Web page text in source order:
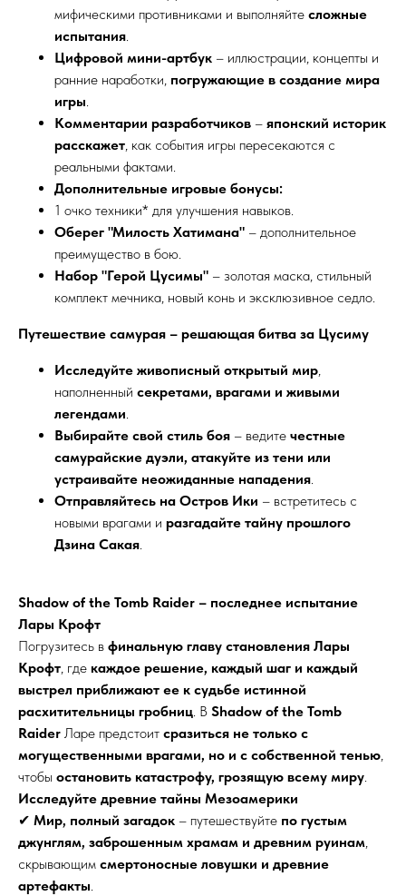
мифическими противниками и выполняйте сложные
испытания.
Цифровой мини-артбук – иллюстрации, концепты и
ранние наработки, погружающие в создание мира
игры.
Комментарии разработчиков – японский историк
расскажет, как события игры пересекаются с
реальными фактами.
Дополнительные игровые бонусы:
1 очко техники* для улучшения навыков.
Оберег "Милость Хатимана" – дополнительное
преимущество в бою.
Набор "Герой Цусимы" – золотая маска, стильный
комплект мечника, новый конь и эксклюзивное седло.
Путешествие самурая – решающая битва за Цусиму
Исследуйте живописный открытый мир,
наполненный секретами, врагами и живыми
легендами.
Выбирайте свой стиль боя – ведите честные
самурайские дуэли, атакуйте из тени или
устраивайте неожиданные нападения.
Отправляйтесь на Остров Ики – встретитесь с
новыми врагами и разгадайте тайну прошлого
Дзина Сакая.
Shadow of the Tomb Raider – последнее испытание
Лары Крофт
Погрузитесь в финальную главу становления Лары
Крофт, где каждое решение, каждый шаг и каждый
выстрел приближают ее к судьбе истинной
расхитительницы гробниц. В Shadow of the Tomb
Raider Ларе предстоит сразиться не только с
могущественными врагами, но и с собственной тенью,
чтобы остановить катастрофу, грозящую всему миру.
Исследуйте древние тайны Мезоамерики
✔ Мир, полный загадок – путешествуйте по густым
джунглям, заброшенным храмам и древним руинам,
скрывающим смертоносные ловушки и древние
артефакты.